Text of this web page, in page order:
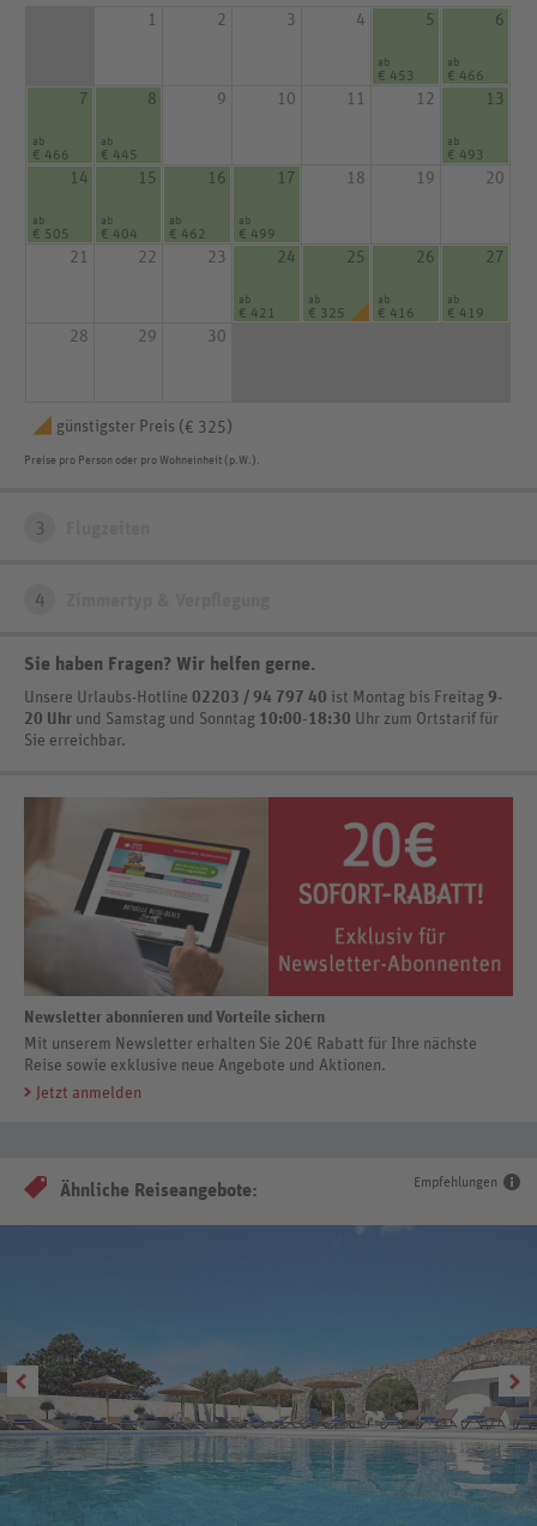
1 2 3 4 5
ab
€ 453
6
ab
€ 466
7
ab
€ 466
8
ab
€ 445
9 10 11 12 13
ab
€ 493
14
ab
€ 505
15
ab
€ 404
16
ab
€ 462
17
ab
€ 499
18 19 20
21 22 23 24
ab
€ 421
25
ab
€ 325
26
ab
€ 416
27
ab
€ 419
28 29 30
günstigster Preis (€ 325)
Preise pro Person oder pro Wohneinheit (p.W.).
3
4
Sie haben Fragen? Wir helfen gerne.
Unsere Urlaubs-Hotline 02203 / 94 797 40 ist Montag bis Freitag 9-
20 Uhr und Samstag und Sonntag 10:00-18:30 Uhr zum Ortstarif für
Sie erreichbar.
Newsletter abonnieren und Vorteile sichern
Mit unserem Newsletter erhalten Sie 20€ Rabatt für Ihre nächste
Reise sowie exklusive neue Angebote und Aktionen.
Jetzt anmelden
Empfehlungen
Ähnliche Reiseangebote: